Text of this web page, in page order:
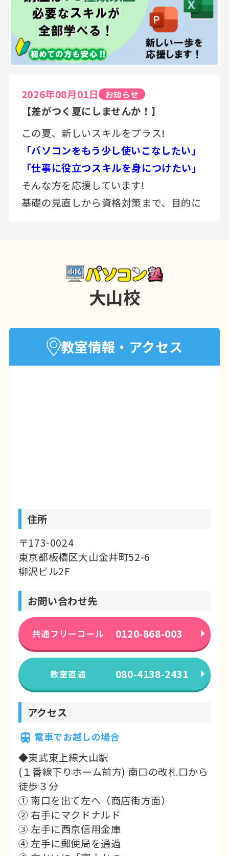
2026年08月01日 お知らせ
【差がつく夏にしませんか！】
この夏、新しいスキルをプラス!
「パソコンをもう少し使いこなしたい」
「仕事に役立つスキルを身につけたい」
そんな方を応援しています!
基礎の見直しから資格対策まで、目的に
まずは無料体験からお気軽にどうぞ!
◎ 大山校には板橋区からだけでなく、豊
島区、北区、練馬区、荒川区、新宿区、
渋谷区などからも生徒様に通っていただ
いております。
大山校
教室情報・アクセス
住所
〒173-0024
東京都板橋区大山金井町52-6
柳沢ビル2F
お問い合わせ先
共通フリーコール 0120-868-003
教室直通 080-4138-2431
アクセス
電車でお越しの場合
◆東武東上線大山駅
(１番線下りホーム前方) 南口の改札口から
徒歩３分
① 南口を出て左へ（商店街方面）
② 右手にマクドナルド
③ 左手に西京信用金庫
④ 左手に郵便局を通過